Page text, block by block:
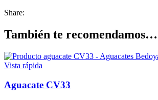
Share:
También te recomendamos…
Vista rápida
Aguacate CV33